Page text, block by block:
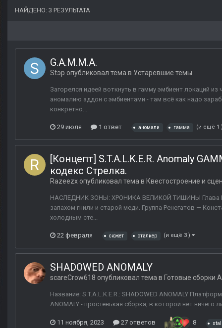
НАЙДЕНО: 3 РЕЗУЛЬТАТА
G.A.M.M.A.
Stэp опубликовал тема в Устаревшие темы
Загорелся идеей воткнуть в гамму эмбиент локаций
аномалию аддон с эмбиентами - там всё как надо
конкретно...
29 июля 1 ответ аномали гамма (и ещё 1
[Концепт] S.T.A.L.K.E.R. Anomaly
кодекс Стрелка.
Razeezx опубликовал тема в Квестостроение и
НАСЛЕДНИК ЗОНЫ: ХРОНИКА ВЕЛИКОЙ ТИШИНЫ Глава I:
запахом гнили и старой меди. Группа Ренегатов —
холодным сте...
22 февраля сюжет сталкер (и ещё 3 )
SHADOWED ANOMALY
scareCrow618 опубликовал тема в Готовые сборки
Название: S.T.A.L.K.E.R.: SHADOWED ANOMALY
ANOMALY - простенькая сборка, в которой нет ничего
11 ноября, 2023 27 ответов 8